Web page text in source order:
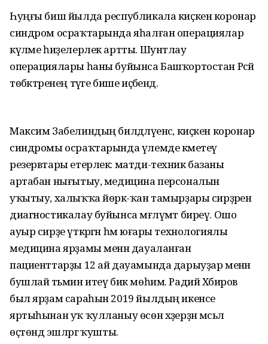
Һуңғы биш йылда республикала киҫкен коронар
синдром осраҡта­рында яһалған операциялар
күләме һиҙелерлек артты. Шунтлау
операциялары һаны буйынса Башҡортостан Рәсәй
төбәктәренең тәүге бише иҫәбендә.
Максим Забелиндың билдә­ләүенсә, киҫкен коронар
синдромы осраҡтарында үлемде кәметеү
резервтары етерлек: матди-техник базаны
артабан нығытыу, медицина персоналын
уҡытыу, халыҡ­ҡа йөрәк-ҡан тамырҙары сирҙәрен
диагностикалау буйынса мәғлүмәт биреү. Ошо
ауыр сирҙе үткәргән һәм юғары технологиялы
медицина ярҙамы менән дауаланған
пациенттарҙы 12 ай дауамында дарыуҙар менән
бушлай тәьмин итеү бик мөһим. Радий Хәбиров
был ярҙам сараһын 2019 йылдың икенсе
яртыһынан уҡ ҡулланыу өсөн хәҙерҙән мәсьәлә
өҫтөндә эшләргә ҡушты.